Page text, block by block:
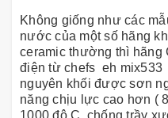
Không giống như các
nước của một số hãng
ceramic thường thì hãng
điện từ chefs eh mix533
nguyên khối được sơn
năng chịu lực cao hơn (